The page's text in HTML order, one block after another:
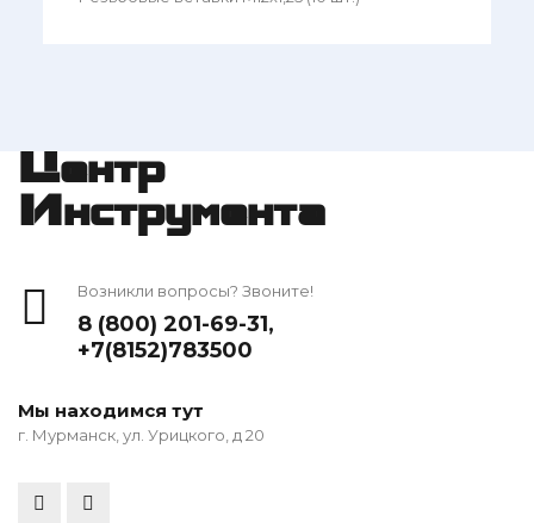
Центр
Инструмента
Возникли вопросы? Звоните!
8 (800) 201-69-31,
+7(8152)783500
Мы находимся тут
г. Мурманск, ул. Урицкого, д 20